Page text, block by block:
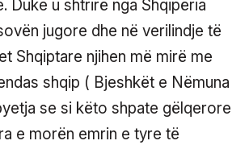
Duke u shtrirë nga Shqipëria
jugore dhe në verilindje të
Shqiptare njihen më mirë me
shqip ( Bjeshkët e Nëmuna
se si këto shpate gëlqerore
e morën emrin e tyre të